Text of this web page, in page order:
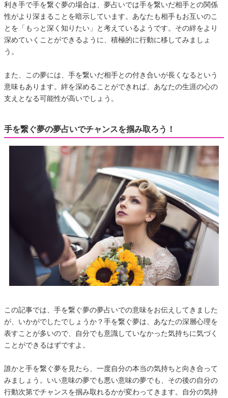
利き手で手を繋ぐ夢の場合は、夢占いでは手を繋いだ相手との関係
性がより深まることを暗示しています。あなたも相手もお互いのこ
とを「もっと深く知りたい」と考えているようです。その絆をより
深めていくことができるように、積極的に行動に移してみましょ
う。
また、この夢には、手を繋いだ相手との付き合いが長くなるという
意味もあります。絆を深めることができれば、あなたの生涯の心の
支えとなる可能性が高いでしょう。
手を繋ぐ夢の夢占いでチャンスを掴み取ろう！
この記事では、手を繋ぐ夢の夢占いでの意味をお伝えしてきました
が、いかがでしたでしょうか？手を繋ぐ夢は、あなたの深層心理を
表すことが多いので、自分でも意識していなかった気持ちに気づく
ことができるはずですよ。
誰かと手を繋ぐ夢を見たら、一度自分の本当の気持ちと向き合って
みましょう。いい意味の夢でも悪い意味の夢でも、その後の自分の
行動次第でチャンスを掴み取れるかが変わってきます。自分の気持